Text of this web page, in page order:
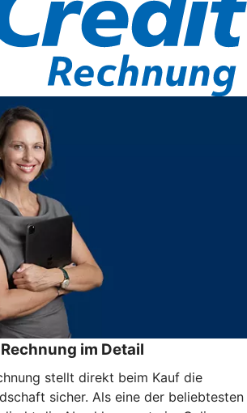
im Detail
stellt direkt beim Kauf die
sicher. Als eine der beliebtesten